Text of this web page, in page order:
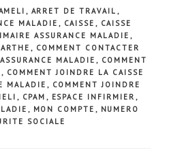
, ARRET DE TRAVAIL ,
MALADIE , CAISSE , CAISSE
ASSURANCE MALADIE ,
, COMMENT CONTACTER
MALADIE , COMMENT
, COMMENT JOINDRE LA CAISSE
MALADIE , COMMENT JOINDRE
, CPAM , ESPACE INFIRMIER ,
, MON COMPTE , NUMERO
SOCIALE